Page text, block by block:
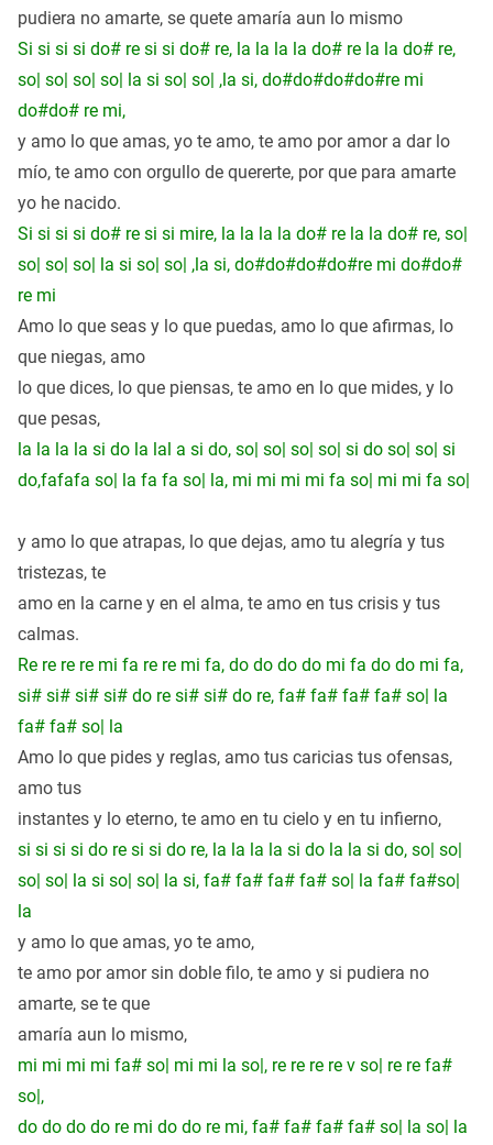
pudiera no amarte, se quete amaría aun lo mismo
Si si si si do# re si si do# re, la la la la do# re la la do# re,
so| so| so| so| la si so| so| ,la si, do#do#do#do#re mi
do#do# re mi,
y amo lo que amas, yo te amo, te amo por amor a dar lo
mío, te amo con orgullo de quererte, por que para amarte
yo he nacido.
Si si si si do# re si si mire, la la la la do# re la la do# re, so|
so| so| so| la si so| so| ,la si, do#do#do#do#re mi do#do#
re mi
Amo lo que seas y lo que puedas, amo lo que afirmas, lo
que niegas, amo
lo que dices, lo que piensas, te amo en lo que mides, y lo
que pesas,
la la la la si do la lal a si do, so| so| so| so| si do so| so| si
do,fafafa so| la fa fa so| la, mi mi mi mi fa so| mi mi fa so|
y amo lo que atrapas, lo que dejas, amo tu alegría y tus
tristezas, te
amo en la carne y en el alma, te amo en tus crisis y tus
calmas.
Re re re re mi fa re re mi fa, do do do do mi fa do do mi fa,
si# si# si# si# do re si# si# do re, fa# fa# fa# fa# so| la
fa# fa# so| la
Amo lo que pides y reglas, amo tus caricias tus ofensas,
amo tus
instantes y lo eterno, te amo en tu cielo y en tu infierno,
si si si si do re si si do re, la la la la si do la la si do, so| so|
so| so| la si so| so| la si, fa# fa# fa# fa# so| la fa# fa#so|
la
y amo lo que amas, yo te amo,
te amo por amor sin doble filo, te amo y si pudiera no
amarte, se te que
amaría aun lo mismo,
mi mi mi mi fa# so| mi mi la so|, re re re re v so| re re fa#
so|,
do do do do re mi do do re mi, fa# fa# fa# fa# so| la so| la